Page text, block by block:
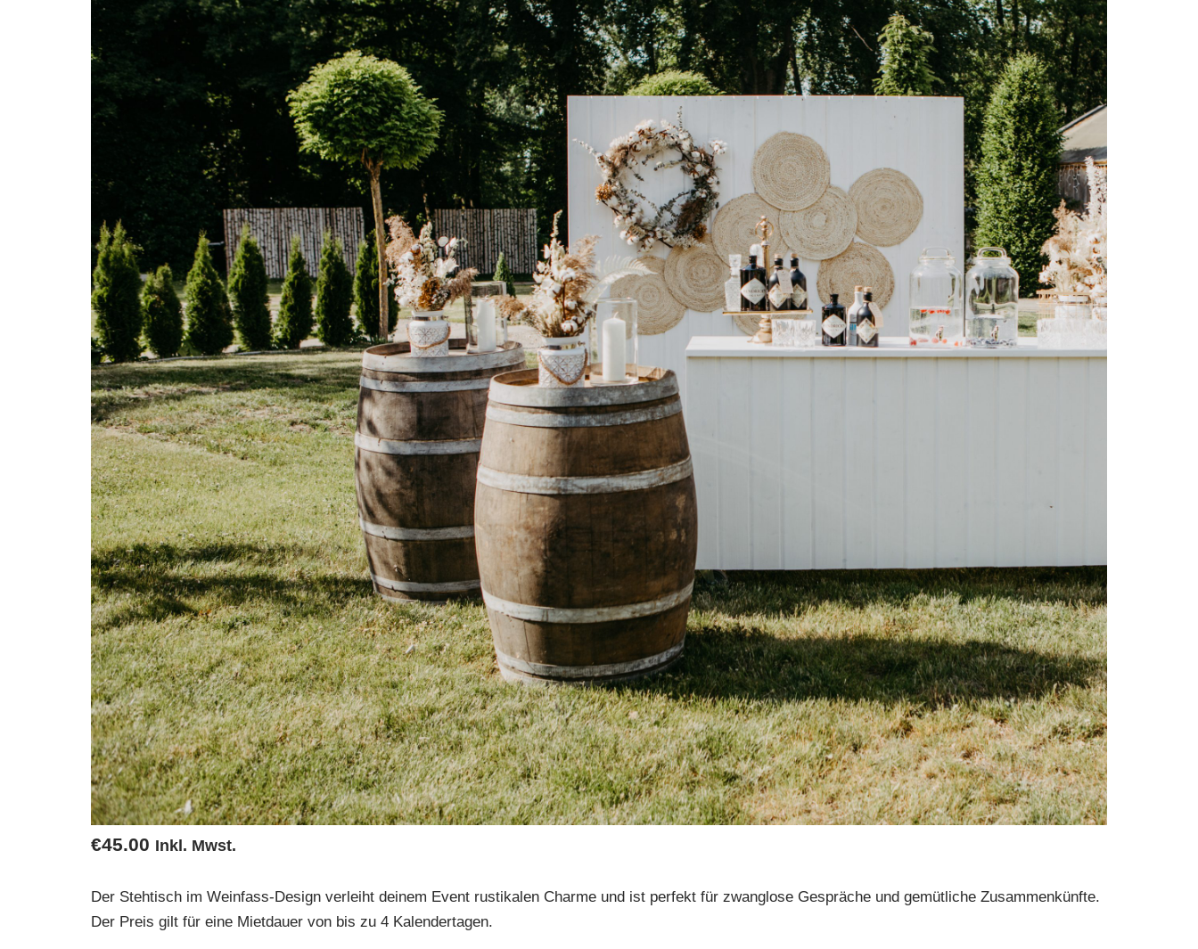
€45.00 Inkl. Mwst.
Der Stehtisch im Weinfass-Design verleiht deinem Event rustikalen Charme und ist perfekt für zwanglose Gespräche und gemütliche Zusammenkünfte.
Der Preis gilt für eine Mietdauer von bis zu 4 Kalendertagen.